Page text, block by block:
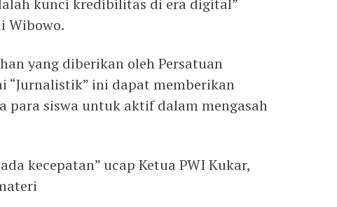
Wibowo.
yang diberikan oleh Persatuan
“Jurnalistik” ini dapat memberikan
para siswa untuk aktif dalam mengasah
kecepatan” ucap Ketua PWI Kukar,